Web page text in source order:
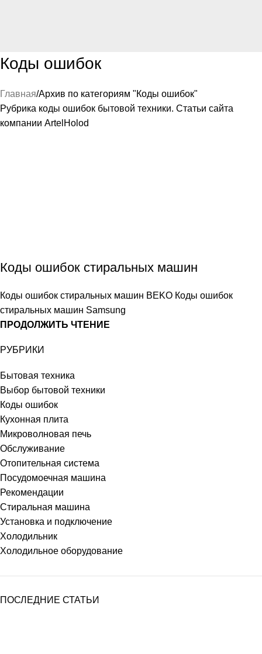
Коды ошибок
Главная Архив по категориям "Коды ошибок"
Рубрика коды ошибок бытовой техники. Статьи сайта
компании ArtelHolod
Коды ошибок стиральных машин
Коды ошибок стиральных машин BEKO Коды ошибок
стиральных машин Samsung
ПРОДОЛЖИТЬ ЧТЕНИЕ
РУБРИКИ
Бытовая техника
Выбор бытовой техники
Коды ошибок
Кухонная плита
Микроволновая печь
Обслуживание
Отопительная система
Посудомоечная машина
Рекомендации
Стиральная машина
Установка и подключение
Холодильник
Холодильное оборудование
ПОСЛЕДНИЕ СТАТЬИ